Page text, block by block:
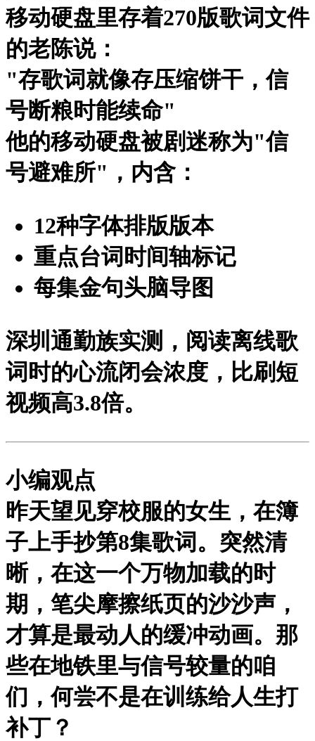
移动硬盘里存着270版歌词文件
的老陈说：
"存歌词就像存压缩饼干，信
号断粮时能续命"
他的移动硬盘被剧迷称为"信
号避难所"，内含：
12种字体排版版本
重点台词时间轴标记
每集金句头脑导图
深圳通勤族实测，阅读离线歌
词时的心流闭会浓度，比刷短
视频高3.8倍。
小编观点
昨天望见穿校服的女生，在簿
子上手抄第8集歌词。突然清
晰，在这一个万物加载的时
期，笔尖摩擦纸页的沙沙声，
才算是最动人的缓冲动画。那
些在地铁里与信号较量的咱
们，何尝不是在训练给人生打
补丁？